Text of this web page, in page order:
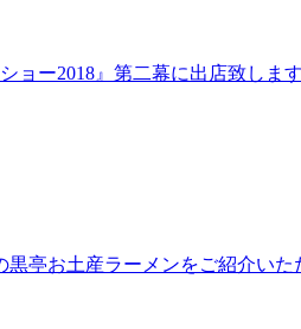
ョー2018』第二幕に出店致しま
黒亭お土産ラーメンをご紹介い